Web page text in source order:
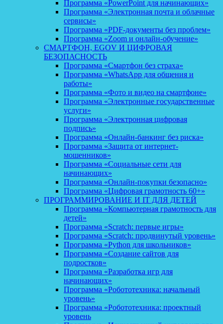
Программа «PowerPoint для начинающих»
Программа «Электронная почта и облачные
сервисы»
Программа «PDF-документы без проблем»
Программа «Zoom и онлайн-обучение»
СМАРТФОН, EGOV И ЦИФРОВАЯ
БЕЗОПАСНОСТЬ
Программа «Смартфон без страха»
Программа «WhatsApp для общения и
работы»
Программа «Фото и видео на смартфоне»
Программа «Электронные государственные
услуги»
Программа «Электронная цифровая
подпись»
Программа «Онлайн-банкинг без риска»
Программа «Защита от интернет-
мошенников»
Программа «Социальные сети для
начинающих»
Программа «Онлайн-покупки безопасно»
Программа «Цифровая грамотность 60+»
ПРОГРАММИРОВАНИЕ И IT ДЛЯ ДЕТЕЙ
Программа «Компьютерная грамотность для
детей»
Программа «Scratch: первые игры»
Программа «Scratch: продвинутый уровень»
Программа «Python для школьников»
Программа «Создание сайтов для
подростков»
Программа «Разработка игр для
начинающих»
Программа «Робототехника: начальный
уровень»
Программа «Робототехника: проектный
уровень